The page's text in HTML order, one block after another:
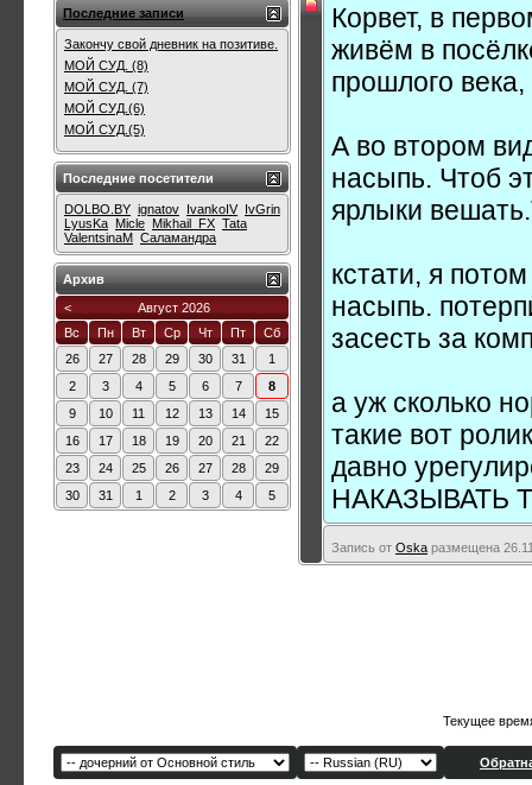
Корвет, в
живём в
прошлого
А во втором
насыпь. Чтоб
ярлыки
кстати, я
насыпь.
засесть за
а уж сколько
такие вот
давно
НАКАЗЫВАТЬ
Запись от Oska размещена
Последние записи
Закончу свой дневник на позитиве.
МОЙ СУД. (8)
МОЙ СУД. (7)
МОЙ СУД.(6)
МОЙ СУД.(5)
Последние посетители
DOLBO.BY ignatov IvankoIV IvGrin
LyusKa Micle Mikhail_FX Tata
ValentsinaM Саламандра
Архив
<
Август 2026
Вс
Пн Вт Ср Чт Пт
Сб
26
27 28 29 30 31
1
2
3 4 5 6 7
8
9
10 11 12 13 14
15
16
17 18 19 20 21
22
23
24 25 26 27 28
29
30
31 1 2 3 4 5
Текущее